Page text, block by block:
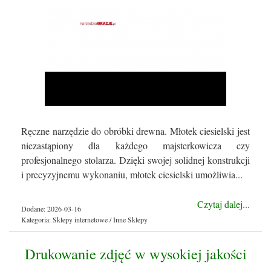
Ręczne narzędzie do obróbki drewna. Młotek ciesielski jest
niezastąpiony dla każdego majsterkowicza czy
profesjonalnego stolarza. Dzięki swojej solidnej konstrukcji
i precyzyjnemu wykonaniu, młotek ciesielski umożliwia...
Czytaj dalej...
Dodane: 2026-03-16
Kategoria: Sklepy internetowe / Inne Sklepy
Drukowanie zdjęć w wysokiej jakości